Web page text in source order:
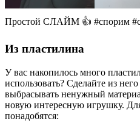
Простой СЛАЙМ 👍 #спорим
Из пластилина
У вас накопилось много
использовать? Сделайте из
выбрасывать ненужный
новую интересную игрушку.
понадобятся: